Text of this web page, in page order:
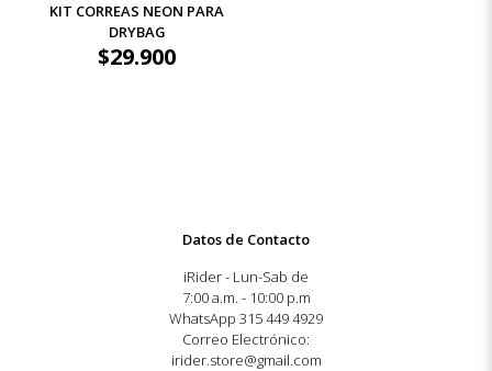
KIT CORREAS NEON PARA
DRYBAG
$29.900
Datos de Contacto
iRider - Lun-Sab de
7:00 a.m. - 10:00 p.m
WhatsApp 315 449 4929
Correo Electrónico:
irider.store@gmail.com